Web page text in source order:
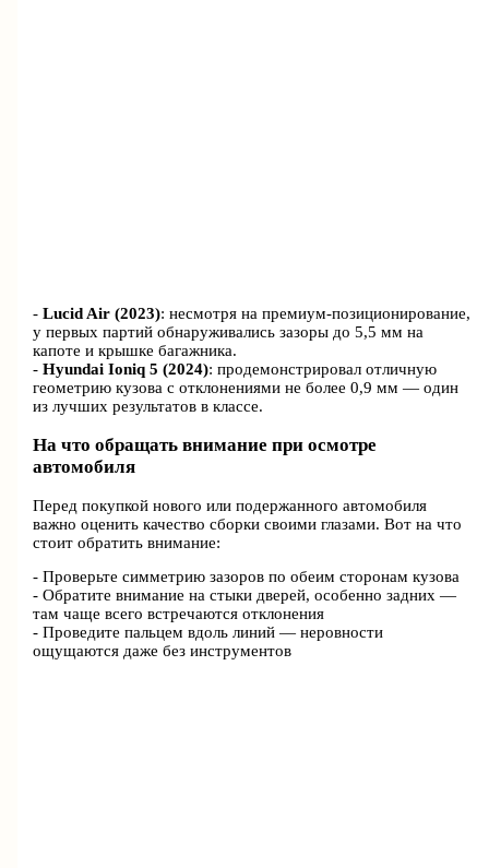
-Lucid Air (2023): несмотря на премиум-позиционирование,
у первых партий обнаруживались зазоры до 5,5 мм на
капоте и крышке багажника.
-Hyundai Ioniq 5 (2024): продемонстрировал отличную
геометрию кузова с отклонениями не более 0,9 мм — один
из лучших результатов в классе.
На что обращать внимание при осмотре
автомобиля
Перед покупкой нового или подержанного автомобиля
важно оценить качество сборки своими глазами. Вот на что
стоит обратить внимание:
- Проверьте симметрию зазоров по обеим сторонам кузова
- Обратите внимание на стыки дверей, особенно задних —
там чаще всего встречаются отклонения
- Проведите пальцем вдоль линий — неровности
ощущаются даже без инструментов